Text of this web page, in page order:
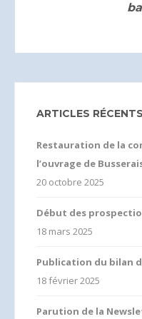
ARTICLES RÉCENTS
Restauration de la
l’ouvrage de
20 octobre 2025
Début des
18 mars 2025
Publication du bilan
18 février 2025
Parution de la